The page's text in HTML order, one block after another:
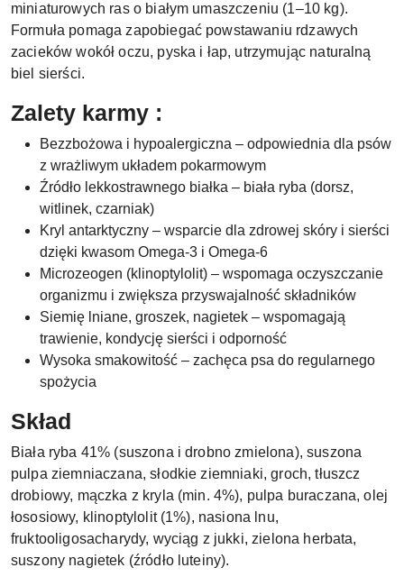
miniaturowych ras o białym umaszczeniu (1–10 kg).
Formuła pomaga zapobiegać powstawaniu rdzawych
zacieków wokół oczu, pyska i łap, utrzymując naturalną
biel sierści.
Zalety karmy :
Bezzbożowa i hypoalergiczna – odpowiednia dla psów
z wrażliwym układem pokarmowym
Źródło lekkostrawnego białka – biała ryba (dorsz,
witlinek, czarniak)
Kryl antarktyczny – wsparcie dla zdrowej skóry i sierści
dzięki kwasom Omega-3 i Omega-6
Microzeogen (klinoptylolit) – wspomaga oczyszczanie
organizmu i zwiększa przyswajalność składników
Siemię lniane, groszek, nagietek – wspomagają
trawienie, kondycję sierści i odporność
Wysoka smakowitość – zachęca psa do regularnego
spożycia
Skład
Biała ryba 41% (suszona i drobno zmielona), suszona
pulpa ziemniaczana, słodkie ziemniaki, groch, tłuszcz
drobiowy, mączka z kryla (min. 4%), pulpa buraczana, olej
łososiowy, klinoptylolit (1%), nasiona lnu,
fruktooligosacharydy, wyciąg z jukki, zielona herbata,
suszony nagietek (źródło luteiny).